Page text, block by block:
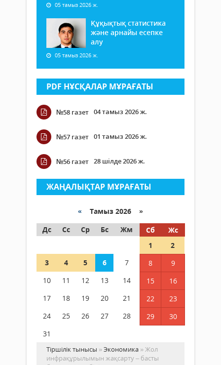
05 тамыз 2026 ж.
Құқықтық статистика
және арнайы есепке
алу
05 тамыз 2026 ж.
PDF НҰСҚАЛАР МҰРАҒАТЫ
№58 газет 04 тамыз 2026 ж.
№57 газет 01 тамыз 2026 ж.
№56 газет 28 шілде 2026 ж.
ЖАҢАЛЫҚТАР МҰРАҒАТЫ
« Тамыз 2026 »
Дс
Сс Ср Бс Жм Сб
Жс
1
2
3
4 5 6 7 8
9
10
11 12 13 14 15
16
17
18 19 20 21 22
23
24
25 26 27 28 29
30
31
Тіршілік тынысы »Экономика » Жол
инфрақұрылымын жақсарту – басты